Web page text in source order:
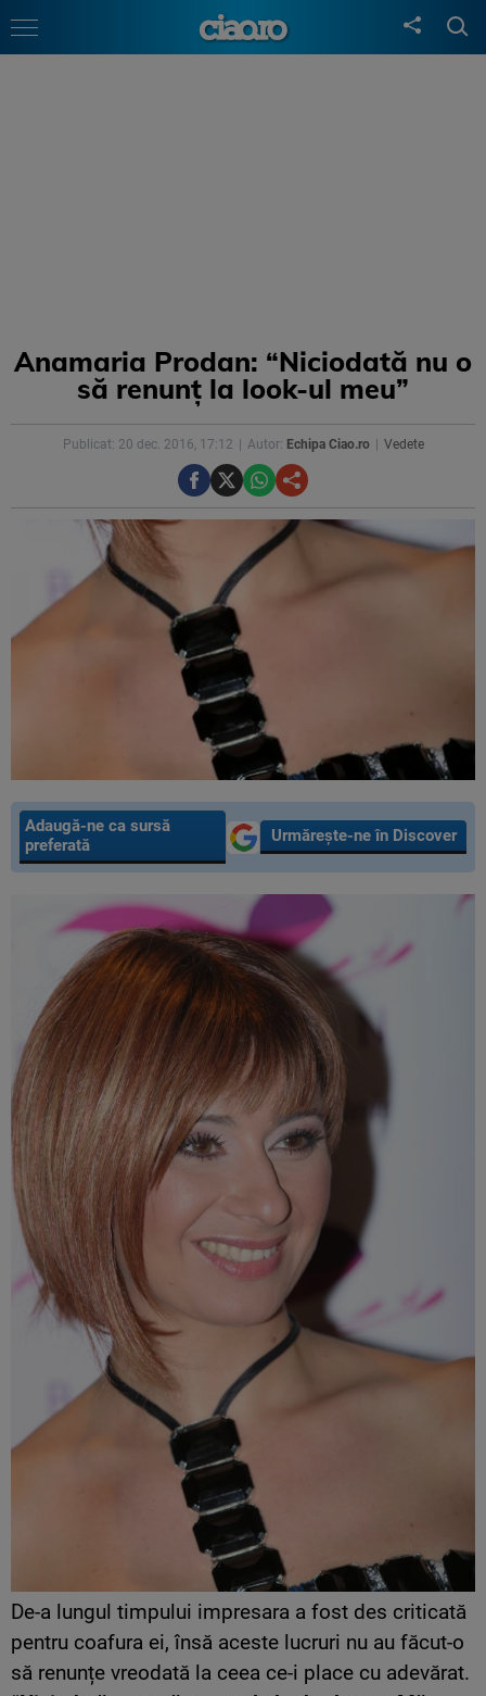
Anamaria Prodan: “Niciodată nu o
să renunț la look-ul meu”
Publicat: 20 dec. 2016, 17:12 Autor: Echipa Ciao.ro Vedete
Adaugă-ne ca sursă
preferată
Urmărește-ne în Discover
De-a lungul timpului impresara a fost des criticată
pentru coafura ei, însă aceste lucruri nu au făcut-o
să renunțe vreodată la ceea ce-i place cu adevărat.